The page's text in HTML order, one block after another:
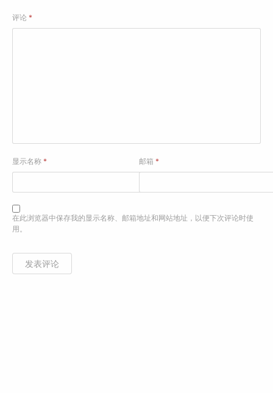
评论 *
显示名称 * 邮箱*
在此浏览器中保存我的显示名称、邮箱地址和网站地址，以便下次评论时使
用。